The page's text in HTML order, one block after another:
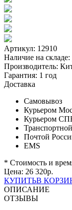
Артикул: 12910
Наличие на складе:
Производитель:
Гарантия: 1 год
Доставка
Самовывоз
Курьером
Курьером
Почтой
EMS
* Стоимость и
Цена: 26 320р.
КУПИТЬВ
ОПИСАНИЕ
ОТЗЫВЫ